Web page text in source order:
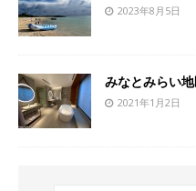
2023年8月5日
みなとみらい
2021年1月2日